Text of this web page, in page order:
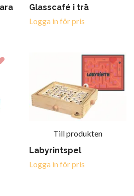
Glasscafé i trä
Logga in för pris
Till produkten
Labyrintspel
Logga in för pris